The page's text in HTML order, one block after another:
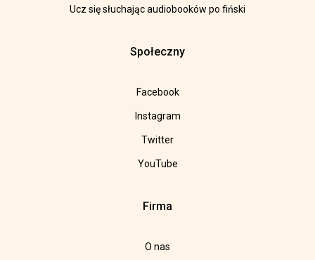
Ucz się słuchając audiobooków po fiński
Społeczny
Facebook
Instagram
Twitter
YouTube
Firma
O nas